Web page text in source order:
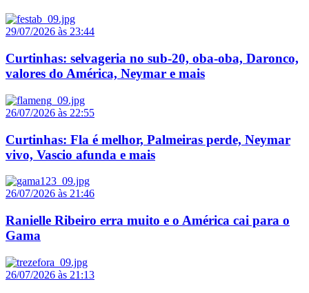
29/07/2026 às 23:44
Curtinhas: selvageria no sub-20, oba-oba, Daronco,
valores do América, Neymar e mais
26/07/2026 às 22:55
Curtinhas: Fla é melhor, Palmeiras perde, Neymar
vivo, Vascio afunda e mais
26/07/2026 às 21:46
Ranielle Ribeiro erra muito e o América cai para o
Gama
26/07/2026 às 21:13